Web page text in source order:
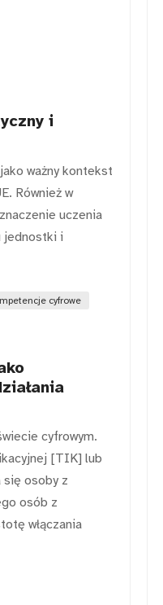
i
ważny kontekst
Również w
uczenia
jednostki i
cyfrowe
cyfrowym.
[TIK] lub
się osoby z
osób z
włączania